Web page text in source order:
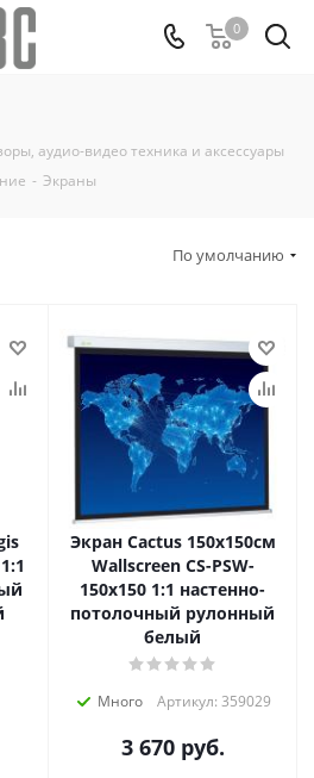
0
аудио-видео техника и аксессуары
- Экраны
По умолчанию
Экран Cactus 150x150см
Wallscreen CS-PSW-
150x150 1:1 настенно-
потолочный рулонный
белый
Много Артикул: 359029
3 670руб.